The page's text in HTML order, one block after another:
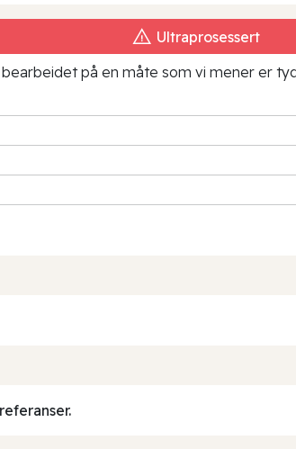
Ultraprosessert
på en måte som vi mener er